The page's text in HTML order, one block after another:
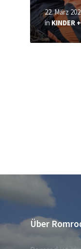
22. März
inKINDER
Über